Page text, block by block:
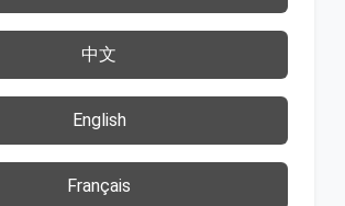
中文
English
Français